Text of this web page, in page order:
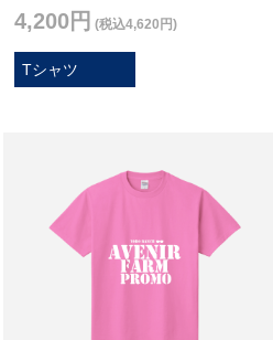
Tシャツ
4,200円 (税込4,620円)